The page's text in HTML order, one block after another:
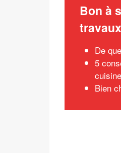
Bon à
travaux
De
5
cuisine
Bien